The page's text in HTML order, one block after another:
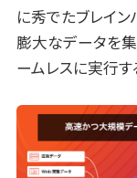
に秀でたブレイン
膨大なデータを
ームレスに実行す